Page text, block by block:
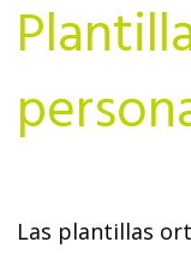
Las plantillas